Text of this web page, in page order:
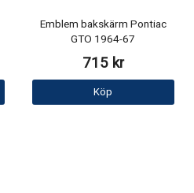
Emblem bakskärm Pontiac
GTO 1964-67
715 kr
Köp